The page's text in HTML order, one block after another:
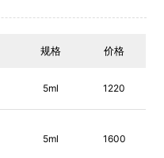
规格 价格
5ml 1220
5ml 1600